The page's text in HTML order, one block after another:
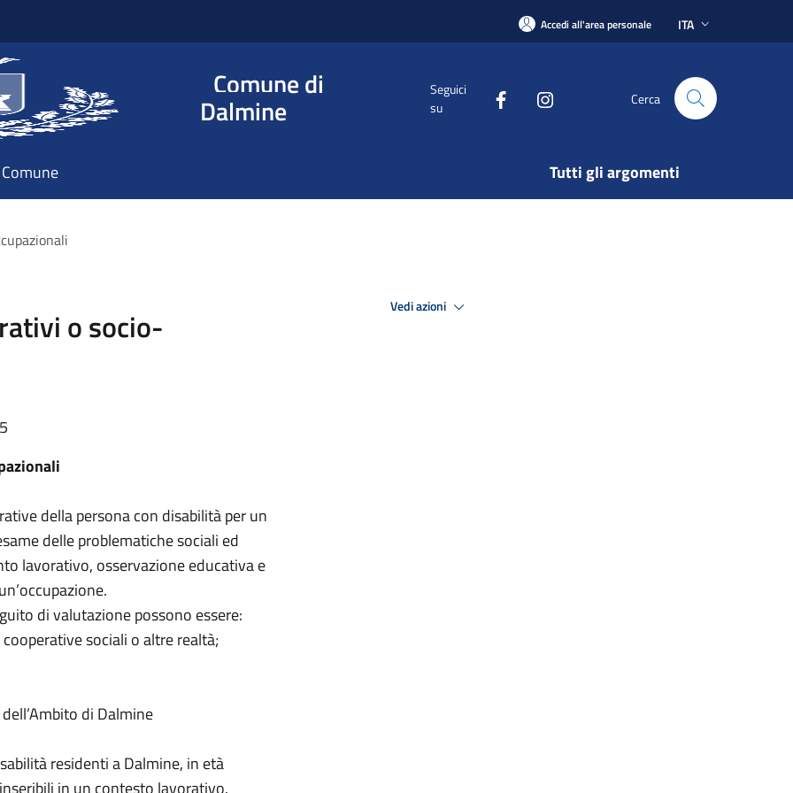
Accedi all'area personale ITA
Comune di
Dalmine
Seguici
su
Cerca
Tutti gli argomenti
o socio-
della persona con disabilità per un
delle problematiche sociali ed
lavorativo, osservazione educativa e
di valutazione possono essere:
sociali o altre realtà;
di Dalmine
residenti a Dalmine, in età
in un contesto lavorativo.
Vedi azioni